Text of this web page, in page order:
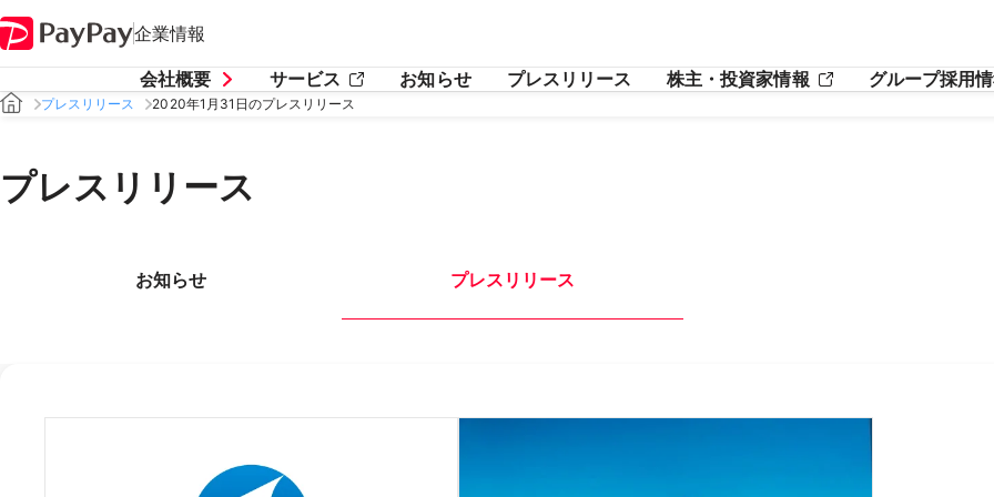
企業情報
会社概要 サービス お知らせ プレスリリース 株主・投資家情報 グループ採用
プレスリリース 2020年1月31日のプレスリリース
プレスリリース
お知らせ プレスリリース